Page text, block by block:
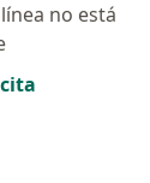
no está